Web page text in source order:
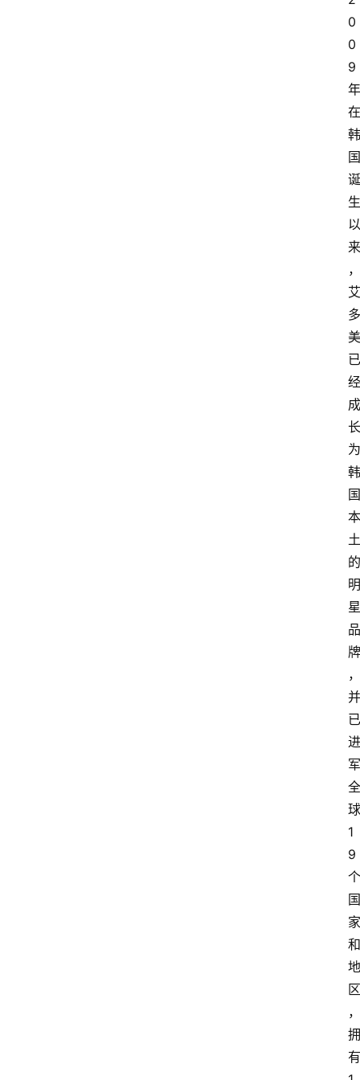
0
0
9
年
在
韩
国
诞
生
以
来
，
艾
多
美
已
经
成
长
为
韩
国
本
土
的
明
星
品
牌
，
并
已
进
军
全
球
1
9
个
国
家
和
地
区
，
拥
有